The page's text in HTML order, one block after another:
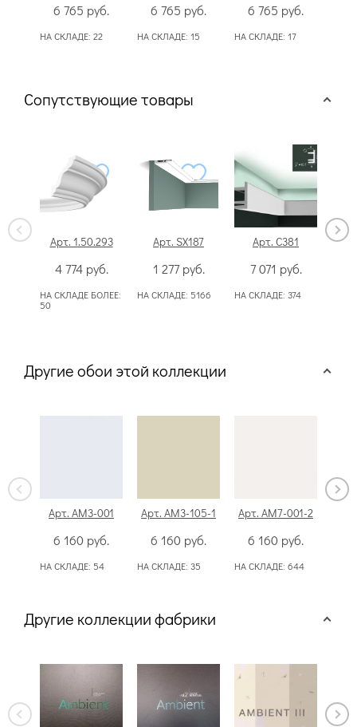
6 765 руб.
НА СКЛАДЕ: 22
6 765 руб.
НА СКЛАДЕ: 15
6 765 руб.
НА СКЛАДЕ: 17
Сопутствующие товары
Арт. 1.50.293
4 774 руб.
НА СКЛАДЕ БОЛЕЕ:
50
Арт. SX187
1 277руб.
НА СКЛАДЕ: 5166
Арт. C381
7 071 руб.
НА СКЛАДЕ: 374
Другие обои этой коллекции
Арт. AM3-001
6 160 руб.
НА СКЛАДЕ: 54
Арт. AM3-105-1
6 160 руб.
НА СКЛАДЕ: 35
Арт. AM7-001-2
6 160 руб.
НА СКЛАДЕ: 644
Другие коллекции фабрики